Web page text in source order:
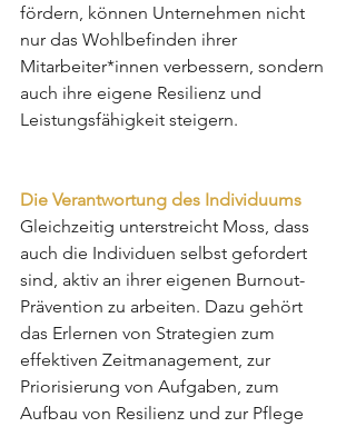
fördern, können Unternehmen nicht
nur das Wohlbefinden ihrer
Mitarbeiter*innen verbessern, sondern
auch ihre eigene Resilienz und
Leistungsfähigkeit steigern.
Die Verantwortung des Individuums
Gleichzeitig unterstreicht Moss, dass
auch die Individuen selbst gefordert
sind, aktiv an ihrer eigenen Burnout-
Prävention zu arbeiten. Dazu gehört
das Erlernen von Strategien zum
effektiven Zeitmanagement, zur
Priorisierung von Aufgaben, zum
Aufbau von Resilienz und zur Pflege